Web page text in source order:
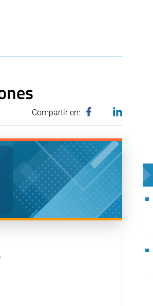
Compartir en: